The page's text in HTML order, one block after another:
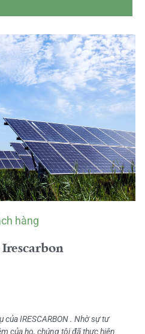
hàng
IRESCARBON . Nhờ sự tư
của họ, chúng tôi đã thực hiện